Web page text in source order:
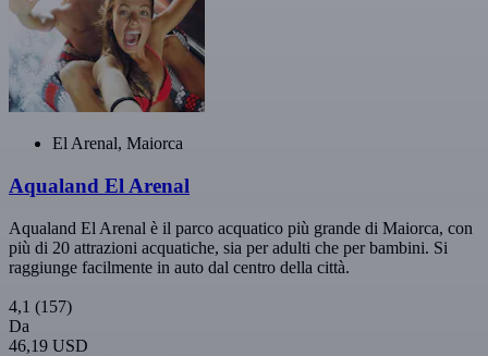
El Arenal, Maiorca
Aqualand El Arenal
Aqualand El Arenal è il parco acquatico più grande di Maiorca, con
più di 20 attrazioni acquatiche, sia per adulti che per bambini. Si
raggiunge facilmente in auto dal centro della città.
4,1 (157)
Da
46,19 USD